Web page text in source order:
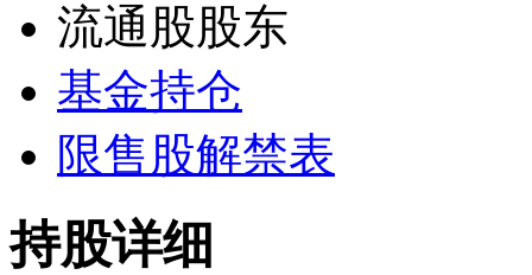
流通股股东
基金持仓
限售股解禁表
持股详细